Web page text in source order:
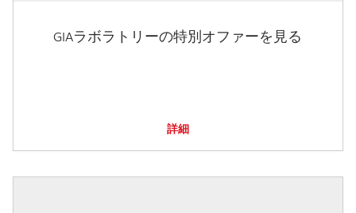
GIAラボラトリーの特別オファーを見る
詳細